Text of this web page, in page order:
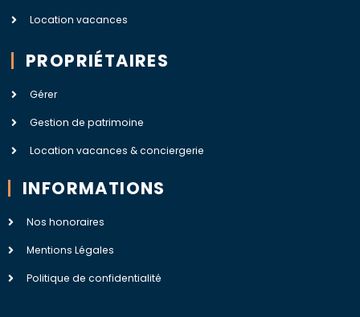
Location vacances
PROPRIÉTAIRES
Gérer
Gestion de patrimoine
Location vacances & conciergerie
INFORMATIONS
Nos honoraires
Mentions Légales
Politique de confidentialité